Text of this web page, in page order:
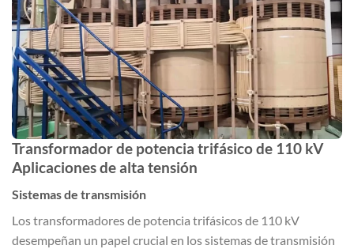
Transformador de potencia trifásico de 110 kV
Aplicaciones de alta tensión
Sistemas de transmisión
Los transformadores de potencia trifásicos de 110 kV
desempeñan un papel crucial en los sistemas de transmisión